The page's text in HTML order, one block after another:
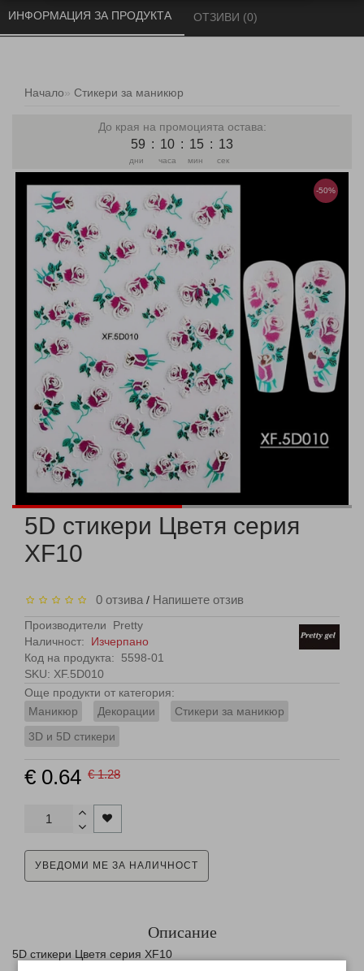
Начало Стикери за маникюр
ИНФОРМАЦИЯ ЗА ПРОДУКТА ОТЗИВИ (0)
До края на промоцията остава:
59
дни
: 10
часа
: 15
мин
: 13
сек
-50%
5D стикери Цветя серия
XF10
0 отзива / Напишете отзив
Производители
Pretty
Наличност: Изчерпано
Код на продукта:
5598-01
SKU: XF.5D010
Още продукти от категория:
Маникюр
Декорации
Стикери за маникюр
3D и 5D стикери
€ 0.64 € 1.28
УВЕДОМИ МЕ ЗА НАЛИЧНОСТ
Описание
5D стикери Цветя серия XF10